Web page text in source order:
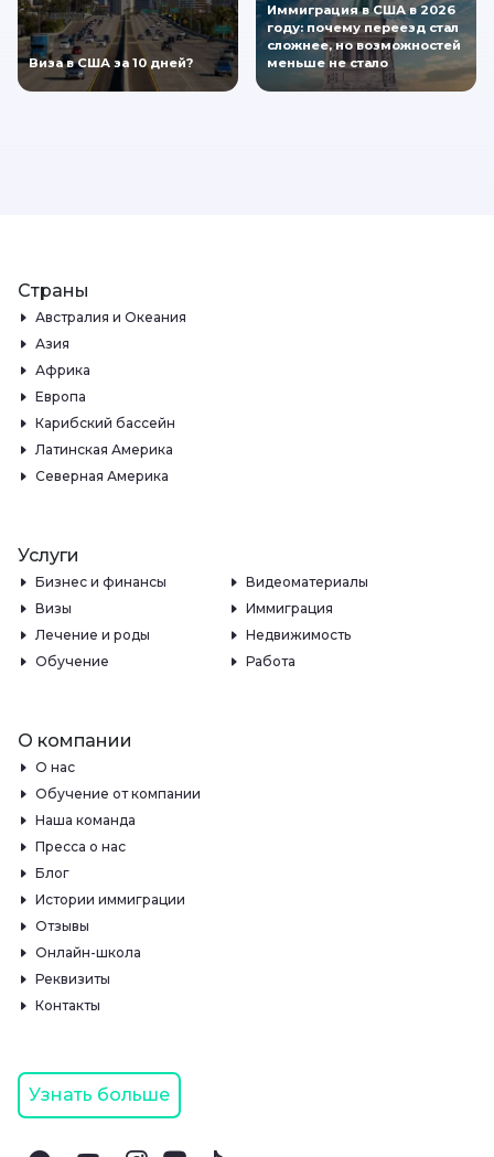
Виза в США за 10 дней?
Иммиграция в США в 2026
году: почему переезд стал
сложнее, но возможностей
меньше не стало
Страны
Австралия и Океания
Азия
Африка
Европа
Карибский бассейн
Латинская Америка
Северная Америка
Услуги
Бизнес и финансы
Видеоматериалы
Визы
Иммиграция
Лечение и роды
Недвижимость
Обучение
Работа
О компании
О нас
Обучение от компании
Наша команда
Пресса о нас
Блог
Истории иммиграции
Отзывы
Онлайн-школа
Реквизиты
Контакты
Узнать больше